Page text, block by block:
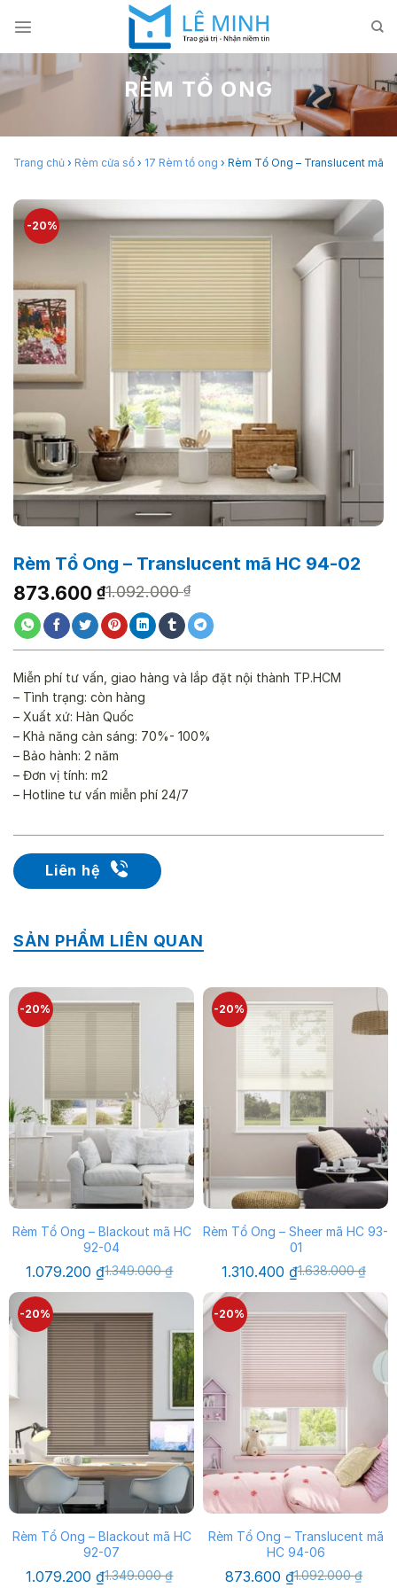
content
RÈM TỔ ONG
Trang chủ › Rèm cửa sổ › 17 Rèm tổ ong › Rèm Tổ Ong – Translucent mã
-20%
Rèm Tổ Ong – Translucent mã HC 94-02
1.092.000₫
Giá
gốc
là:
1.092.000 ₫.
873.600 ₫
Giá
hiện
tại
là:
873.600 ₫.
Liên hệ
Miễn phí tư vấn, giao hàng và lắp đặt nội thành TP.HCM
– Tình trạng: còn hàng
– Xuất xứ: Hàn Quốc
– Khả năng cản sáng: 70%- 100%
– Bảo hành: 2 năm
– Đơn vị tính: m2
– Hotline tư vấn miễn phí 24/7
SẢN PHẨM LIÊN QUAN
-20%
Rèm Tổ Ong – Blackout mã HC
92-04
1.349.000₫
Giá
gốc
1.349.000 ₫.
1.079.200₫Giá
hiện
là:
1.079.200 ₫.
-20%
Rèm Tổ Ong – Sheer mã HC 93-
01
1.638.000₫
Giá
gốc
1.638.000 ₫.
1.310.400 ₫Giá
hiện
là:
1.310.400 ₫.
-20%
Rèm Tổ Ong – Blackout mã HC
92-07
1.349.000₫
Giá
1.079.200₫Giá
-20%
Rèm Tổ Ong – Translucent mã
HC 94-06
1.092.000₫
Giá
873.600 ₫Giá